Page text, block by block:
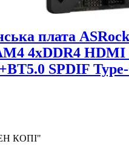
плата
4xDDR4 HDMI
SPDIF
КОПІ"